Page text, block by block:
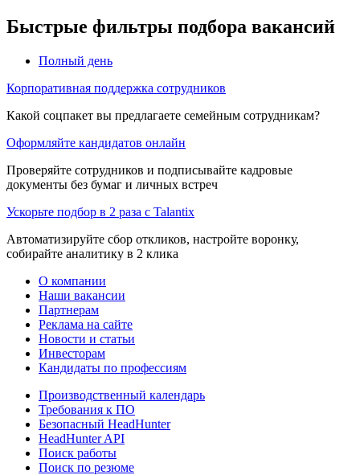
Быстрые фильтры подбора вакансий
Полный день
Корпоративная поддержка сотрудников
Какой соцпакет вы предлагаете семейным сотрудникам?
Оформляйте кандидатов онлайн
Проверяйте сотрудников и подписывайте кадровые
документы без бумаг и личных встреч
Ускорьте подбор в 2 раза с Talantix
Автоматизируйте сбор откликов, настройте воронку,
собирайте аналитику в 2 клика
О компании
Наши вакансии
Партнерам
Реклама на сайте
Новости и статьи
Инвесторам
Кандидаты по профессиям
Производственный календарь
Требования к ПО
Безопасный HeadHunter
HeadHunter API
Поиск работы
Поиск по резюме